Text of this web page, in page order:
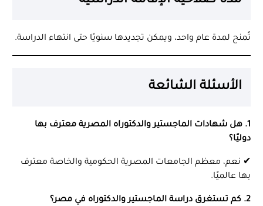
تُمنح لمدة عام واحد، ويمكن تجديدها سنويًا حتى انتهاء الدراسة.
الأسئلة الشائعة
1. هل شهادات الماجستير والدكتوراه المصرية معترف بها
دوليًا؟
✔ نعم، معظم الجامعات المصرية الحكومية والخاصة معترف
بها عالميًا.
2. كم تستغرق دراسة الماجستير والدكتوراه في مصر؟